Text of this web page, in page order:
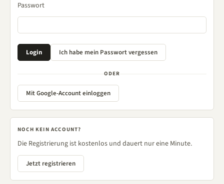
Passwort
ODER
Mit Google-Account einloggen
NOCH KEIN ACCOUNT?
Die Registrierung ist kostenlos und dauert nur eine Minute.
Jetzt registrieren